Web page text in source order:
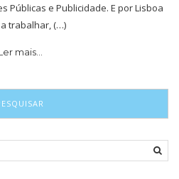
Públicas e Publicidade. E por Lisboa
trabalhar, (…)
mais…